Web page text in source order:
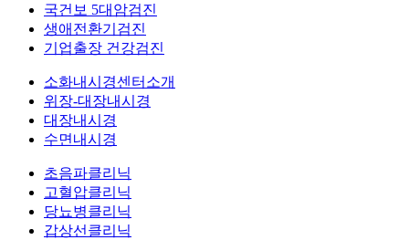
국건보 5대암검진
생애전환기검진
기업출장 건강검진
소화내시경센터소개
위장-대장내시경
대장내시경
수면내시경
초음파클리닉
고혈압클리닉
당뇨병클리닉
갑상선클리닉